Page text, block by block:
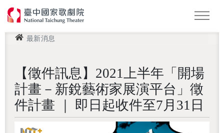
最新消息
【徵件訊息】2021上半年「開場
計畫－新銳藝術家展演平台」徵
件計畫 ｜ 即日起收件至7月31日